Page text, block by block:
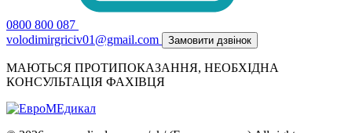
0800 800 087
volodimirgriciv01@gmail.com
Замовити дзвінок
МАЮТЬСЯ ПРОТИПОКАЗАННЯ, НЕОБХІДНА
КОНСУЛЬТАЦІЯ ФАХІВЦЯ